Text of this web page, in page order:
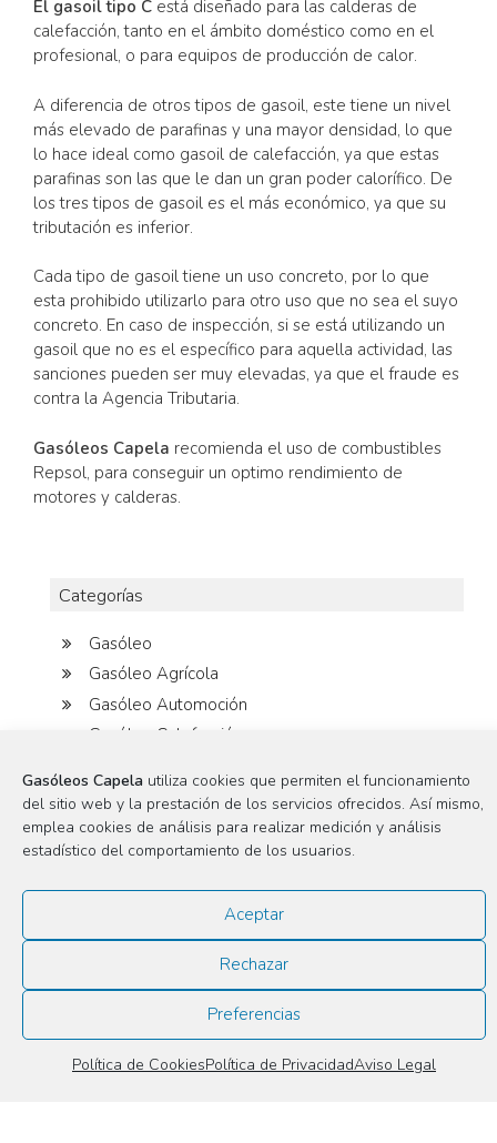
Gasóleos Capela utiliza cookies que permiten el funcionamiento
del sitio web y la prestación de los servicios ofrecidos. Así mismo,
emplea cookies de análisis para realizar medición y análisis
estadístico del comportamiento de los usuarios.
Aceptar
Rechazar
Preferencias
Política de CookiesPolítica de PrivacidadAviso Legal
El gasoil tipo C está diseñado para las calderas de
calefacción, tanto en el ámbito doméstico como en el
profesional, o para equipos de producción de calor.
A diferencia de otros tipos de gasoil, este tiene un nivel
más elevado de parafinas y una mayor densidad, lo que
lo hace ideal como gasoil de calefacción, ya que estas
parafinas son las que le dan un gran poder calorífico. De
los tres tipos de gasoil es el más económico, ya que su
tributación es inferior.
Cada tipo de gasoil tiene un uso concreto, por lo que
esta prohibido utilizarlo para otro uso que no sea el suyo
concreto. En caso de inspección, si se está utilizando un
gasoil que no es el específico para aquella actividad, las
sanciones pueden ser muy elevadas, ya que el fraude es
contra la Agencia Tributaria.
Gasóleos Capela recomienda el uso de combustibles
Repsol, para conseguir un optimo rendimiento de
motores y calderas.
Categorías
Gasóleo
Gasóleo Agrícola
Gasóleo Automoción
Gasóleo Calefacción
Maquinaria Agrícola
15613 A Capela, A Coruña, España